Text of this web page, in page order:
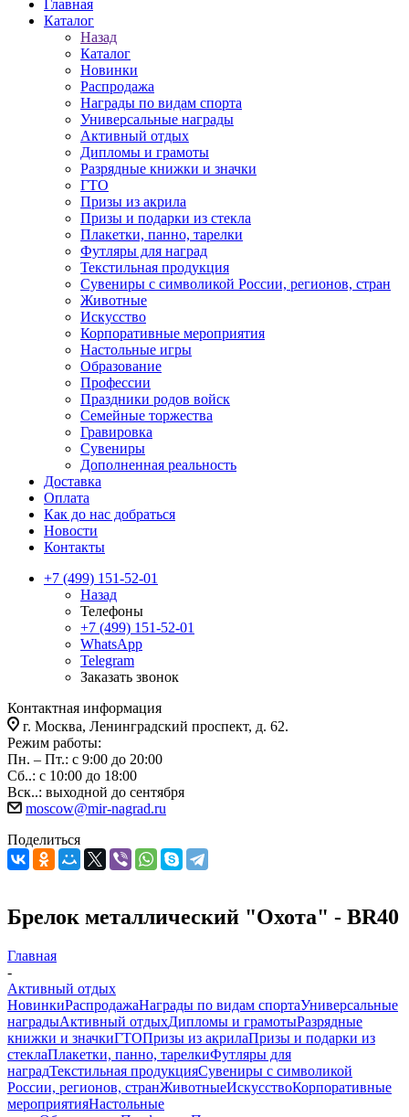
Главная
Каталог
Назад
Каталог
Новинки
Распродажа
Награды по видам спорта
Универсальные награды
Активный отдых
Дипломы и грамоты
Разрядные книжки и значки
ГТО
Призы из акрила
Призы и подарки из стекла
Плакетки, панно, тарелки
Футляры для наград
Текстильная продукция
Сувениры с символикой России, регионов, стран
Животные
Искусство
Корпоративные мероприятия
Настольные игры
Образование
Профессии
Праздники родов войск
Семейные торжества
Гравировка
Сувениры
Дополненная реальность
Доставка
Оплата
Как до нас добраться
Новости
Контакты
+7 (499) 151-52-01
Назад
Телефоны
+7 (499) 151-52-01
WhatsApp
Telegram
Заказать звонок
Контактная информация
г. Москва, Ленинградский проспект, д. 62.
Режим работы:
Пн. – Пт.: с 9:00 до 20:00
Сб..: с 10:00 до 18:00
Вск..: выходной до сентября
moscow@mir-nagrad.ru
Поделиться
Брелок металлический "Охота" - BR40
Главная
-
Активный отдых
НовинкиРаспродажаНаграды по видам спортаУниверсальные
наградыАктивный отдыхДипломы и грамотыРазрядные
книжки и значкиГТОПризы из акрилаПризы и подарки из
стеклаПлакетки, панно, тарелкиФутляры для
наградТекстильная продукцияСувениры с символикой
России, регионов, странЖивотныеИскусствоКорпоративные
мероприятияНастольные